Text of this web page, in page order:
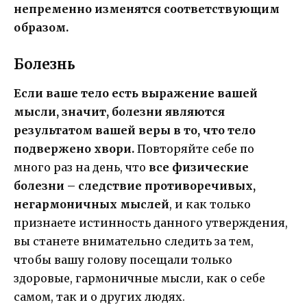
непременно изменятся соответствующим
образом.
Болезнь
Если ваше тело есть выражение вашей
мысли, значит, болезни являются
результатом вашей веры в то, что тело
подвержено хвори. Повторяйте себе по
много раз на день, что все физические
болезни – следствие противоречивых,
негармоничных мыслей, и как только
признаете истинность данного утверждения,
вы станете внимательно следить за тем,
чтобы вашу голову посещали только
здоровые, гармоничные мысли, как о себе
самом, так и о других людях.